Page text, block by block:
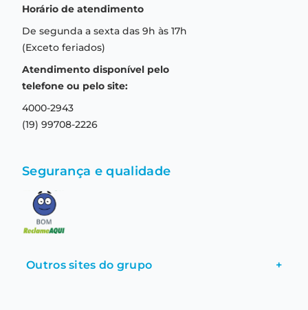
Formas de pagamento
Aviso de privacidade
Termos e condições de uso
Garantia
Troca e devolução
Central de relacionamento
Horário de atendimento
De segunda a sexta das 9h às 17h
(Exceto feriados)
Atendimento disponível pelo
telefone ou pelo site:
4000-2943
(19) 99708-2226
Segurança e qualidade
Outros sites do grupo +